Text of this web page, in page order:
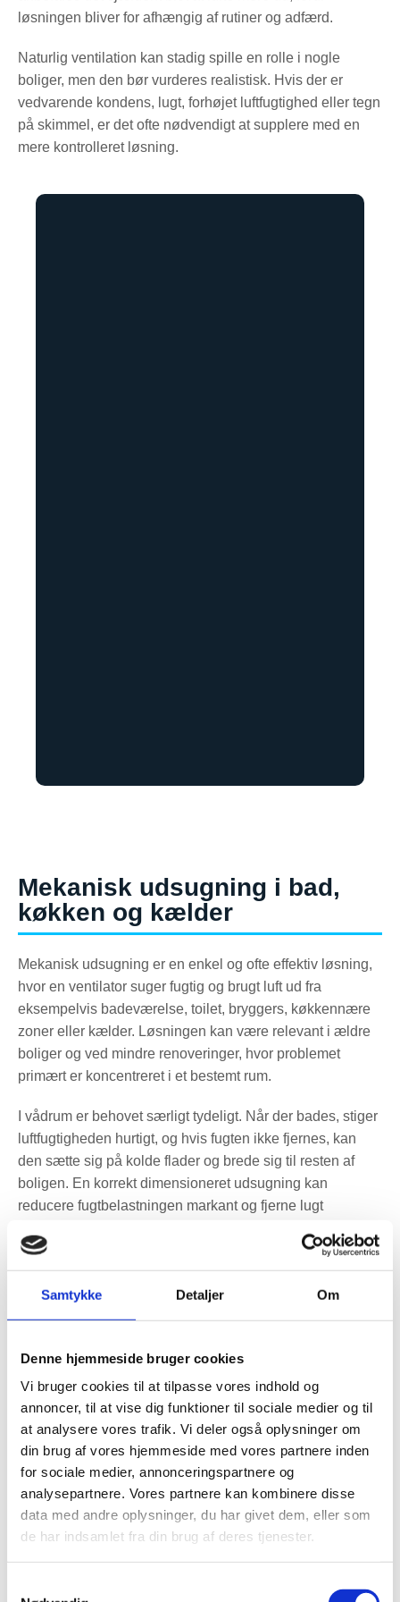
Samtykke Detaljer Om
Denne hjemmeside bruger cookies
Vi bruger cookies til at tilpasse vores indhold og
annoncer, til at vise dig funktioner til sociale medier og til
at analysere vores trafik. Vi deler også oplysninger om
din brug af vores hjemmeside med vores partnere inden
for sociale medier, annonceringspartnere og
analysepartnere. Vores partnere kan kombinere disse
data med andre oplysninger, du har givet dem, eller som
de har indsamlet fra din brug af deres tjenester.
løsningen bliver for afhængig af rutiner og adfærd.
Naturlig ventilation kan stadig spille en rolle i nogle
boliger, men den bør vurderes realistisk. Hvis der er
vedvarende kondens, lugt, forhøjet luftfugtighed eller tegn
på skimmel, er det ofte nødvendigt at supplere med en
mere kontrolleret løsning.
Mekanisk udsugning i bad,
køkken og kælder
Mekanisk udsugning er en enkel og ofte effektiv løsning,
hvor en ventilator suger fugtig og brugt luft ud fra
eksempelvis badeværelse, toilet, bryggers, køkkennære
zoner eller kælder. Løsningen kan være relevant i ældre
boliger og ved mindre renoveringer, hvor problemet
primært er koncentreret i et bestemt rum.
I vådrum er behovet særligt tydeligt. Når der bades, stiger
luftfugtigheden hurtigt, og hvis fugten ikke fjernes, kan
den sætte sig på kolde flader og brede sig til resten af
boligen. En korrekt dimensioneret udsugning kan
reducere fugtbelastningen markant og fjerne lugt
badeværelset er mekanisk udsugning ofte helt afgørende
for at undgå langvarig fugt.
planlagt, kan boligen komme i undertryk. Det kan give
træk, kolde zoner og i nogle boliger øge risikoen for, at luft
trækkes ind fra kælder, krybekælder eller utætheder i
konstruktionen. Derfor bør mekanisk udsugning ikke kun
vurderes ud fra ventilatorens kapacitet, men også ud fra
boligens samlede luftveje.
I radonfølsomme områder er trykforhold særligt vigtige.
radonbør holdes under de anbefalede grænser, og i
radon eller målinger, der viser forhøjede niveauer. Forkert